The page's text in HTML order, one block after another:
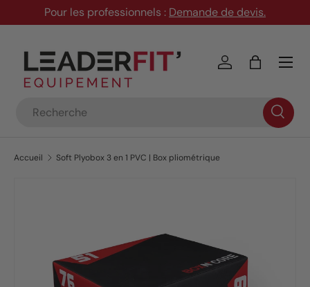
Aller au contenu
Pour les professionnels : Demande de devis.
Se connecter
Panier
Menu
Accueil Soft Plyobox 3 en 1 PVC | Box pliométrique